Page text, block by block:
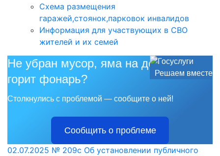
Схема размещения
гаражей,стоянок,парковок инвалидов
Информация для участвующих в СВО
жителей и их семей
Решаем вместе
Не убран мусор, яма на дороге, не
горит фонарь?
Столкнулись с проблемой — сообщите о ней!
Сообщить о проблеме
02.07.2025 № 209с Об установлении публичного